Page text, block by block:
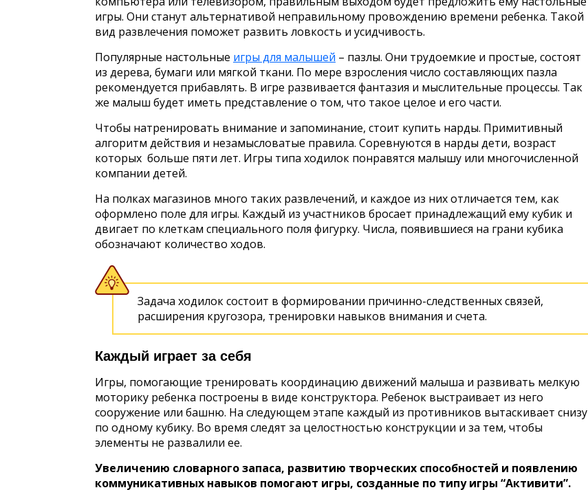
игры. Они станут альтернативой неправильному провождению времени ребенка. Такой
вид развлечения поможет развить ловкость и усидчивость.
Популярные настольные игры для малышей – пазлы. Они трудоемкие и простые, состоят
из дерева, бумаги или мягкой ткани. По мере взросления число составляющих пазла
рекомендуется прибавлять. В игре развивается фантазия и мыслительные процессы. Так
же малыш будет иметь представление о том, что такое целое и его части.
Чтобы натренировать внимание и запоминание, стоит купить нарды. Примитивный
алгоритм действия и незамысловатые правила. Соревнуются в нарды дети, возраст
которых больше пяти лет. Игры типа ходилок понравятся малышу или многочисленной
компании детей.
На полках магазинов много таких развлечений, и каждое из них отличается тем, как
оформлено поле для игры. Каждый из участников бросает принадлежащий ему кубик и
двигает по клеткам специального поля фигурку. Числа, появившиеся на грани кубика
обозначают количество ходов.
Задача ходилок состоит в формировании причинно-следственных связей,
расширения кругозора, тренировки навыков внимания и счета.
Каждый играет за себя
Игры, помогающие тренировать координацию движений малыша и развивать мелкую
моторику ребенка построены в виде конструктора. Ребенок выстраивает из него
сооружение или башню. На следующем этапе каждый из противников вытаскивает снизу
по одному кубику. Во время следят за целостностью конструкции и за тем, чтобы
элементы не развалили ее.
Увеличению словарного запаса, развитию творческих способностей и появлению
коммуникативных навыков помогают игры, созданные по типу игры “Активити”.